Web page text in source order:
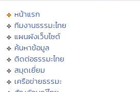
หน้าแรก
ทีมงานธรรมะไทย
แผนผังเว็บไซต์
ค้นหาข้อมูล
ติดต่อธรรมะไทย
สมุดเยี่ยม
เครือข่ายธรรมะ